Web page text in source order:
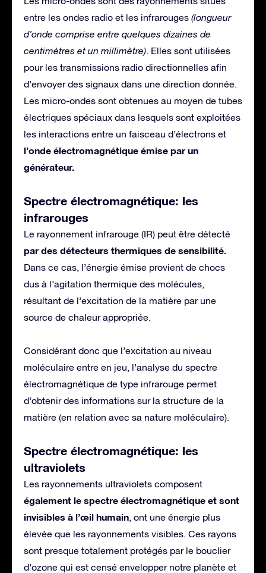
entre les ondes radio et les infrarouges (longueur
d’onde comprise entre quelques dizaines de
centimètres et un millimètre). Elles sont utilisées
pour les transmissions radio directionnelles afin
d’envoyer des signaux dans une direction donnée.
Les micro-ondes sont obtenues au moyen de tubes
électriques spéciaux dans lesquels sont exploitées
les interactions entre un faisceau d’électrons et
l’onde électromagnétique émise par un
générateur.
Spectre électromagnétique: les
infrarouges
Le rayonnement infrarouge (IR) peut être détecté
par des détecteurs thermiques de sensibilité.
Dans ce cas, l’énergie émise provient de chocs
dus à l’agitation thermique des molécules,
résultant de l’excitation de la matière par une
source de chaleur appropriée.
Considérant donc que l’excitation au niveau
moléculaire entre en jeu, l’analyse du spectre
électromagnétique de type infrarouge permet
d’obtenir des informations sur la structure de la
matière (en relation avec sa nature moléculaire).
Spectre électromagnétique: les
ultraviolets
Les rayonnements ultraviolets composent
également le spectre électromagnétique et sont
invisibles à l’œil humain, ont une énergie plus
élevée que les rayonnements visibles. Ces rayons
sont presque totalement protégés par le bouclier
d’ozone qui est censé envelopper notre planète et